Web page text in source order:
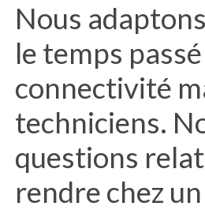
Nous
le temps
connectivité
techniciens.
questions
rendre chez